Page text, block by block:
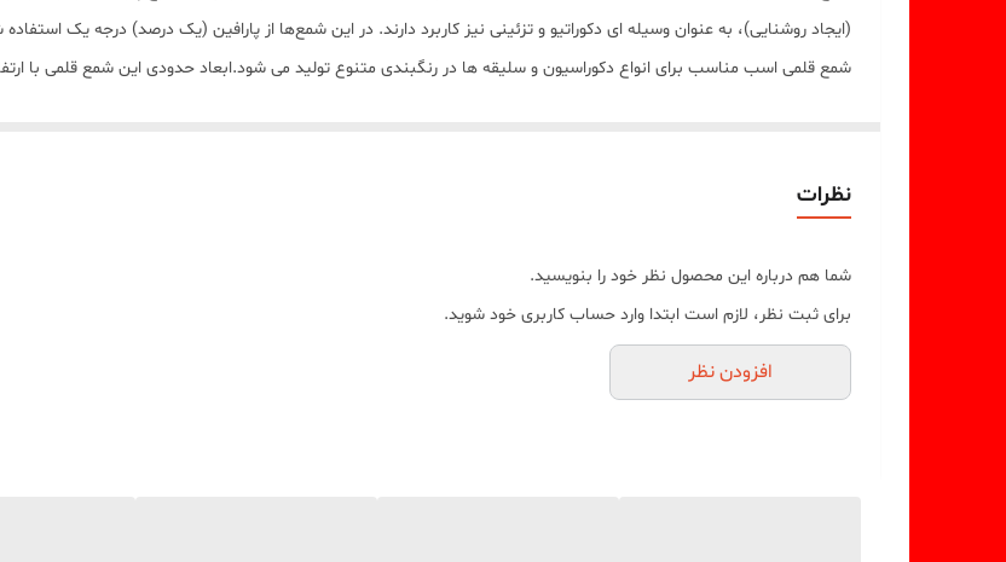
(ایجاد روشنایی)، به عنوان وسیله ای دکوراتیو و تزئینی نیز کاربرد دارند. در این شمع‌ها از پارافین (یک درصد) درجه یک
شمع قلمی اسب مناسب برای انواع دکوراسیون و سلیقه ها در رنگبندی متنوع تولید می شود.ابعاد حدودی این شمع قلمی با ارتفاع 20 سانت و قطر کف شمع قلمی 2 سانت
نظرات
شما هم درباره این محصول نظر خود را بنویسید.
برای ثبت نظر، لازم است ابتدا وارد حساب کاربری خود شوید.
افزودن نظر